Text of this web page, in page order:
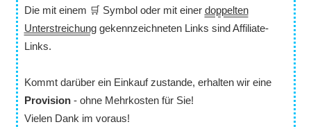
Die mit einem 🛒 Symbol oder mit einer doppelten
Unterstreichunggekennzeichneten Links sind Affiliate-
Links.
Kommt darüber ein Einkauf zustande, erhalten wir eine
Provision- ohne Mehrkosten für Sie!
Vielen Dank im voraus!